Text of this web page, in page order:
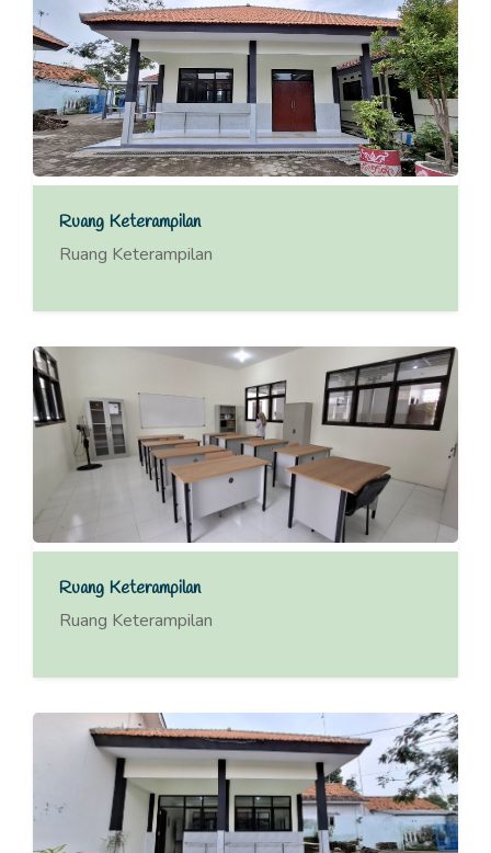
Ruang Keterampilan
Ruang Keterampilan
Ruang Keterampilan
Ruang Keterampilan